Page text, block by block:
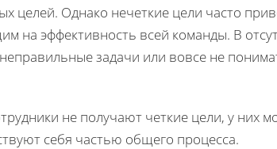
целей. Однако нечеткие цели часто
на эффективность всей команды. В
задачи или вовсе не
не получают четкие цели, у них
себя частью общего процесса.